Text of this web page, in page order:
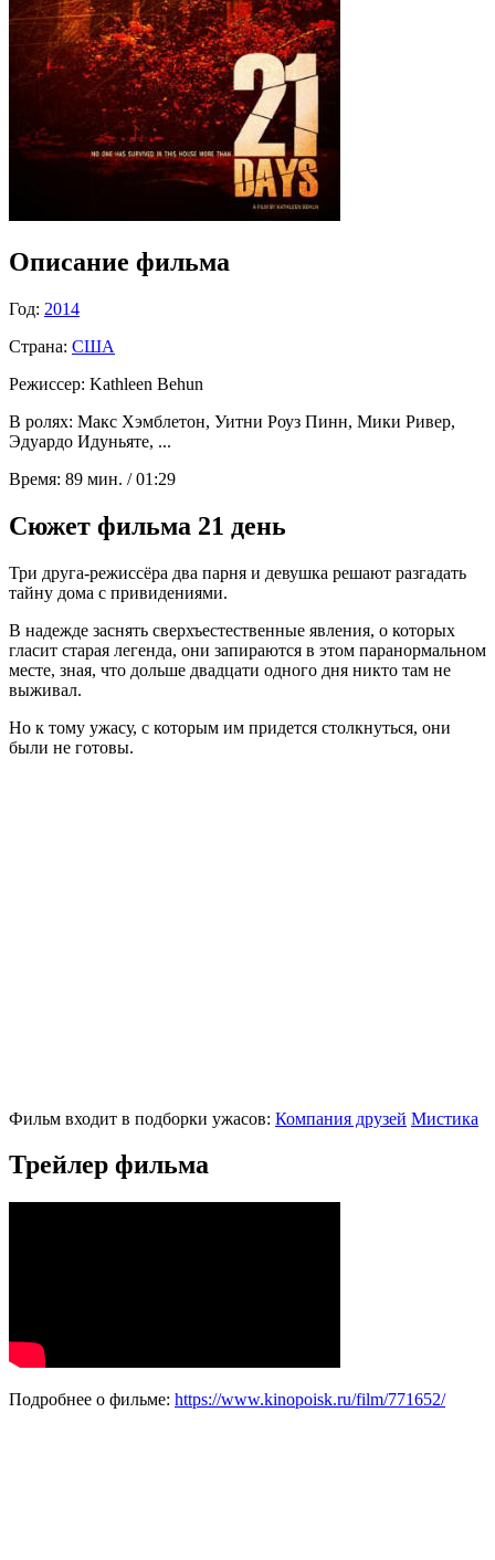
Описание фильма
Год: 2014
Страна: США
Режиссер: Kathleen Behun
В ролях: Макс Хэмблетон, Уитни Роуз Пинн, Мики Ривер,
Эдуардо Идуньяте, ...
Время: 89 мин. / 01:29
Сюжет фильма 21 день
Три друга-режиссёра два парня и девушка решают разгадать
тайну дома с привидениями.
В надежде заснять сверхъестественные явления, о которых
гласит старая легенда, они запираются в этом паранормальном
месте, зная, что дольше двадцати одного дня никто там не
выживал.
Но к тому ужасу, с которым им придется столкнуться, они
были не готовы.
Фильм входит в подборки ужасов: Компания друзей Мистика
Трейлер фильма
Подробнее о фильме: https://www.kinopoisk.ru/film/771652/